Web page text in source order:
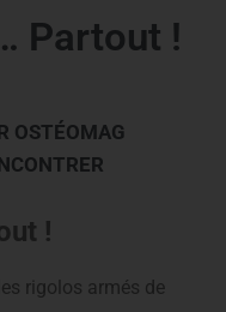
Partout !
OSTÉOMAG
!
rigolos armés de